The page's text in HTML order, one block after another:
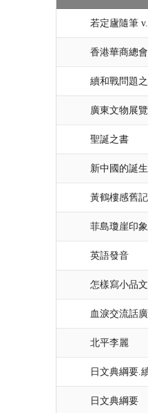
若定廬隨筆
香港華商總
續和戰問題
廣東文物展
聖誕之書
新中國的誕生
黃鶴樓感舊記
菲島瓊崖印
英語發音
怎樣寫小品文
血淚交流話
北平李麗
日文典綱要.
日文典綱要